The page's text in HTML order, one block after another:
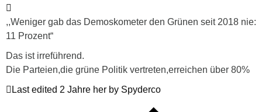
,,Weniger gab das Demoskometer den Grünen seit 2018 nie:
11 Prozent“
Das ist irreführend.
Die Parteien,die grüne Politik vertreten,erreichen über 80%
Last edited 2 Jahre her by Spyderco